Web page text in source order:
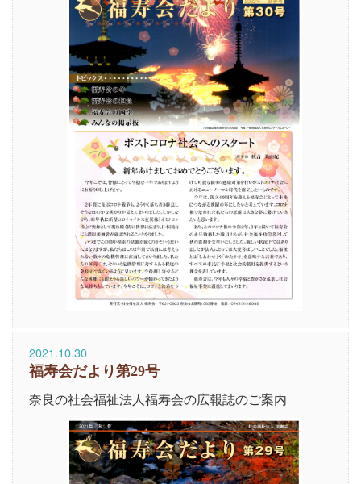
2021.10.30
福寿会だより第29号
奈良の社会福祉法人福寿会の広報誌のご案内